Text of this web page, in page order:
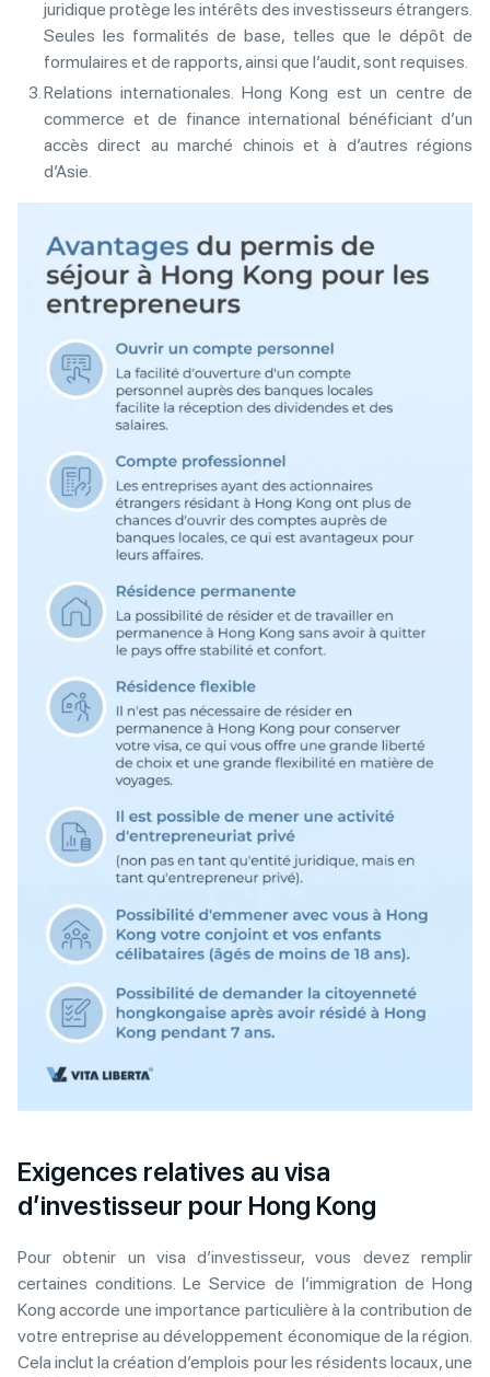
juridique protège les intérêts des investisseurs étrangers.
Seules les formalités de base, telles que le dépôt de
formulaires et de rapports, ainsi que l’audit, sont requises.
Relations internationales. Hong Kong est un centre de
commerce et de finance international bénéficiant d’un
accès direct au marché chinois et à d’autres régions
d’Asie.
Exigences relatives au visa
d’investisseur pour Hong Kong
Pour obtenir un visa d’investisseur, vous devez remplir
certaines conditions. Le Service de l’immigration de Hong
Kong accorde une importance particulière à la contribution de
votre entreprise au développement économique de la région.
Cela inclut la création d’emplois pour les résidents locaux, une